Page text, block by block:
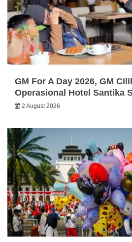
GM For A Day 2026, GM
Operasional Hotel Santika
2 August 2026